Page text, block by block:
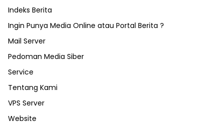
Indeks Berita
Ingin Punya Media Online atau Portal Berita ?
Mail Server
Pedoman Media Siber
Service
Tentang Kami
VPS Server
Website